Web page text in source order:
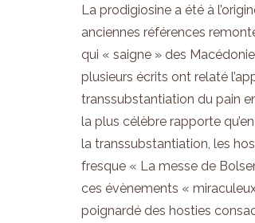
La prodigiosine a été à
anciennes références
qui « saigne » des
plusieurs écrits ont relaté
transsubstantiation du pain
la plus célèbre rapporte
la transsubstantiation, les
fresque « La messe de
ces évènements «
poignardé des hosties